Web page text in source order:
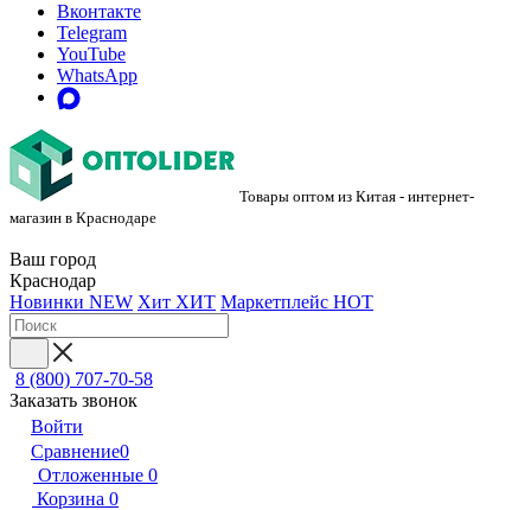
Вконтакте
Telegram
YouTube
WhatsApp
Товары оптом из Китая - интернет-
магазин в Краснодаре
Ваш город
Краснодар
Новинки NEW Хит ХИТ Маркетплейс HOT
8 (800) 707-70-58
Заказать звонок
Войти
Сравнение0
Отложенные 0
Корзина 0